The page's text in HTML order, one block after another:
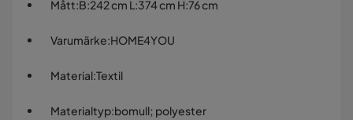
Mått:B:242 cm L:374 cm H:76 cm
Varumärke:HOME4YOU
Material:Textil
Materialtyp:bomull; polyester